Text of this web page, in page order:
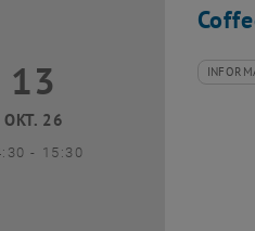
Oktober 2026
13
OKT. 26
- bis
15:30